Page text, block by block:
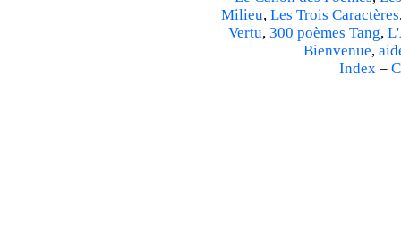
Milieu, Les Trois Caractères
Vertu, 300 poèmes Tang,
Bienvenue,
Index–